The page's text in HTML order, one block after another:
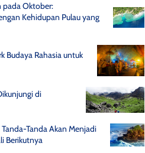
pada Oktober:
Kehidupan Pulau yang
Budaya Rahasia untuk
di
Tanda Akan Menjadi
Berikutnya